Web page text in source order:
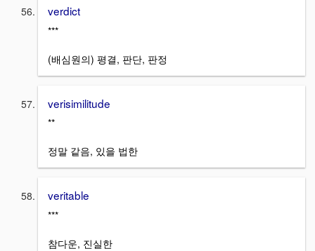
verdict
***
(배심원의) 평결, 판단, 판정
verisimilitude
**
정말 같음, 있을 법한
veritable
***
참다운, 진실한